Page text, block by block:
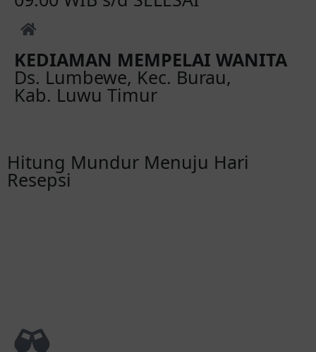
KEDIAMAN MEMPELAI WANITA
Ds. Lumbewe, Kec. Burau,
Kab. Luwu Timur
Hitung Mundur Menuju Hari
Resepsi